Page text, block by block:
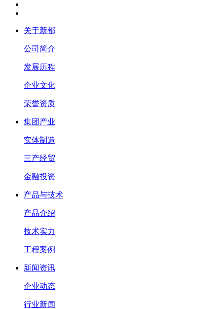
关于新都
公司简介
发展历程
企业文化
荣誉资质
集团产业
实体制造
三产经贸
金融投资
产品与技术
产品介绍
技术实力
工程案例
新闻资讯
企业动态
行业新闻